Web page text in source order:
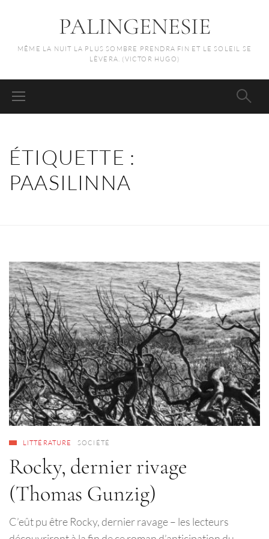
PALINGENESIE
MÊME LA NUIT LA PLUS SOMBRE PRENDRA FIN ET LE SOLEIL SE
LÈVERA. (VICTOR HUGO)
ÉTIQUETTE :
PAASILINNA
LITTÉRATURE SOCIÉTÉ
Rocky, dernier rivage
(Thomas Gunzig)
C’eût pu être Rocky, dernier ravage – les lecteurs